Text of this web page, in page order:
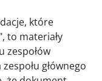
które
to materiały
zespołów
głównego